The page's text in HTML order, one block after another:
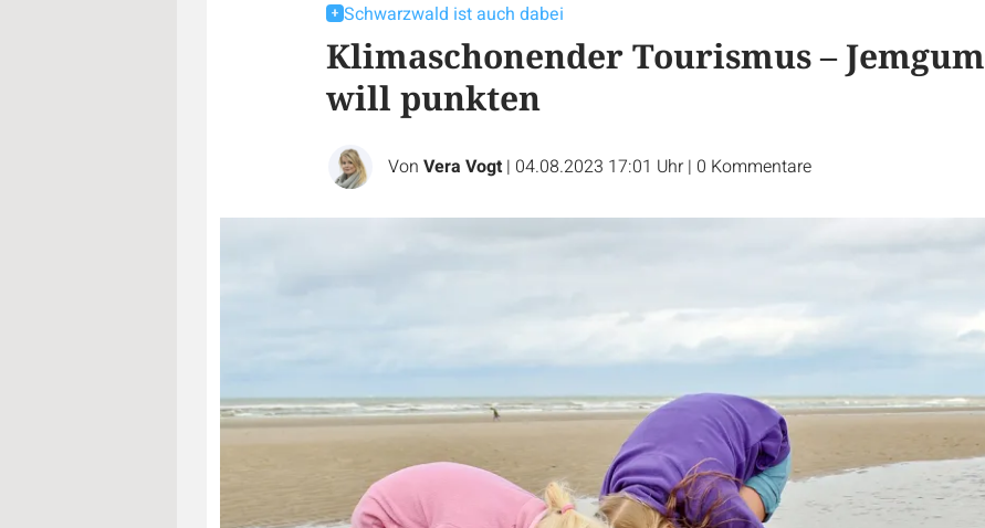
Schwarzwald ist auch dabei
Klimaschonender Tourismus – Jemgum
will punkten
Von Vera Vogt | 04.08.2023 17:01 Uhr | 0 Kommentare